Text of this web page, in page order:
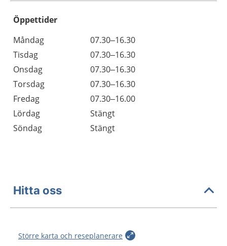
Öppettider
Dag
Öppettider
Kommentarer
Måndag
07.30–16.30
Tisdag
07.30–16.30
Onsdag
07.30–16.30
Torsdag
07.30–16.30
Fredag
07.30–16.00
Lördag
Stängt
Söndag
Stängt
Hitta oss
Större karta och reseplanerare